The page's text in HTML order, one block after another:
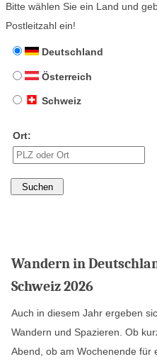
Bitte wählen Sie ein Land und
Postleitzahl ein!
Deutschland
Österreich
Schweiz
Ort:
Wandern in
Schweiz 2026
Auch in diesem Jahr ergeben
Wandern und Spazieren. Ob
Abend, ob am Wochenende für